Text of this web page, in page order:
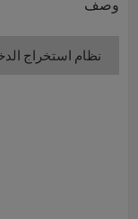
وصف
نظام استخراج